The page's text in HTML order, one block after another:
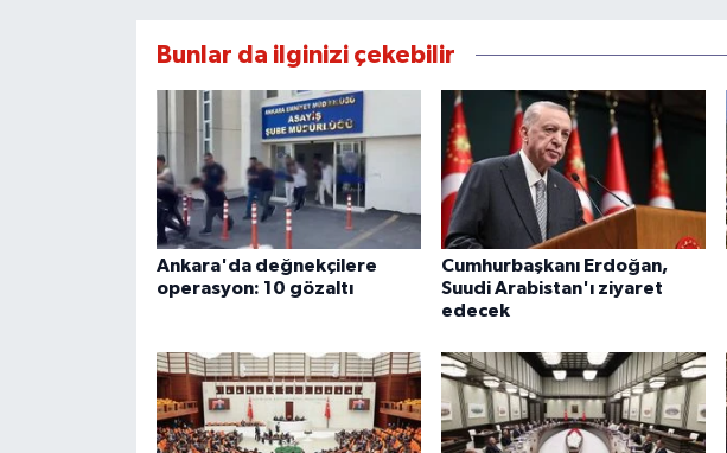
Bunlar da ilginizi çekebilir
Ankara'da değnekçilere
operasyon: 10 gözaltı
Cumhurbaşkanı Erdoğan,
Suudi Arabistan'ı ziyaret
edecek